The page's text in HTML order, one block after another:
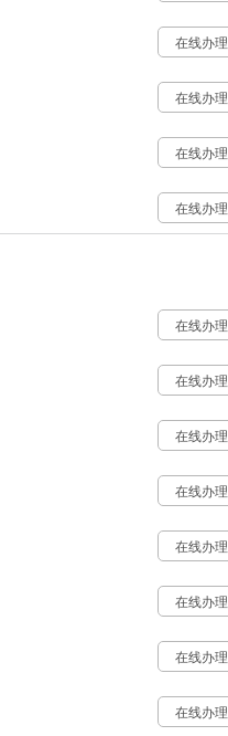
在线办理
在线办理
在线办理
在线办理
在线办理
在线办理
在线办理
在线办理
在线办理
在线办理
在线办理
在线办理